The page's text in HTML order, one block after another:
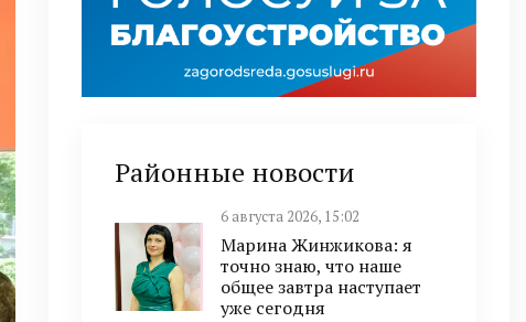
Районные новости
6 августа 2026, 15:02
Марина Жинжикова: я
точно знаю, что наше
общее завтра наступает
уже сегодня